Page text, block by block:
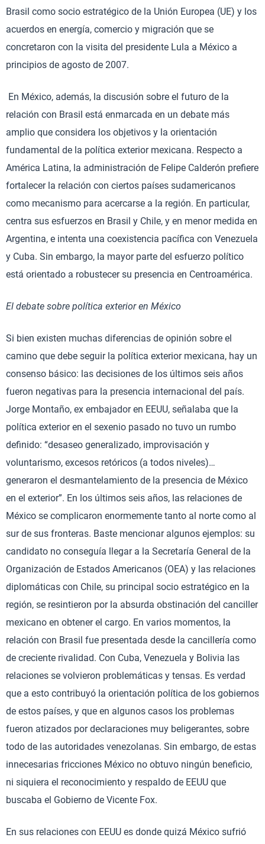
Brasil como socio estratégico de la Unión Europea (UE) y los
acuerdos en energía, comercio y migración que se
concretaron con la visita del presidente Lula a México a
principios de agosto de 2007.
En México, además, la discusión sobre el futuro de la
relación con Brasil está enmarcada en un debate más
amplio que considera los objetivos y la orientación
fundamental de la política exterior mexicana. Respecto a
América Latina, la administración de Felipe Calderón prefiere
fortalecer la relación con ciertos países sudamericanos
como mecanismo para acercarse a la región. En particular,
centra sus esfuerzos en Brasil y Chile, y en menor medida en
Argentina, e intenta una coexistencia pacífica con Venezuela
y Cuba. Sin embargo, la mayor parte del esfuerzo político
está orientado a robustecer su presencia en Centroamérica.
El debate sobre política exterior en México
Si bien existen muchas diferencias de opinión sobre el
camino que debe seguir la política exterior mexicana, hay un
consenso básico: las decisiones de los últimos seis años
fueron negativas para la presencia internacional del país.
Jorge Montaño, ex embajador en EEUU, señalaba que la
política exterior en el sexenio pasado no tuvo un rumbo
definido: “desaseo generalizado, improvisación y
voluntarismo, excesos retóricos (a todos niveles)…
generaron el desmantelamiento de la presencia de México
en el exterior”. En los últimos seis años, las relaciones de
México se complicaron enormemente tanto al norte como al
sur de sus fronteras. Baste mencionar algunos ejemplos: su
candidato no conseguía llegar a la Secretaría General de la
Organización de Estados Americanos (OEA) y las relaciones
diplomáticas con Chile, su principal socio estratégico en la
región, se resintieron por la absurda obstinación del canciller
mexicano en obtener el cargo. En varios momentos, la
relación con Brasil fue presentada desde la cancillería como
de creciente rivalidad. Con Cuba, Venezuela y Bolivia las
relaciones se volvieron problemáticas y tensas. Es verdad
que a esto contribuyó la orientación política de los gobiernos
de estos países, y que en algunos casos los problemas
fueron atizados por declaraciones muy beligerantes, sobre
todo de las autoridades venezolanas. Sin embargo, de estas
innecesarias fricciones México no obtuvo ningún beneficio,
ni siquiera el reconocimiento y respaldo de EEUU que
buscaba el Gobierno de Vicente Fox.
En sus relaciones con EEUU es donde quizá México sufrió